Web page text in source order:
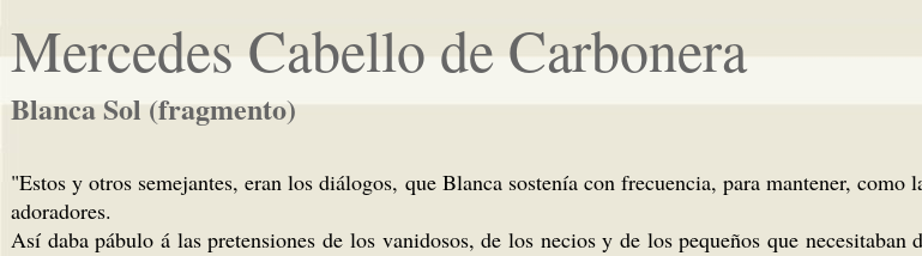
Mercedes Cabello de Carbonera
Blanca Sol (fragmento)
"Estos y otros semejantes, eran los diálogos, que Blanca sostenía con frecuencia, para mantener,
adoradores.
Así daba pábulo á las pretensiones de los vanidosos, de los necios y de los pequeños que